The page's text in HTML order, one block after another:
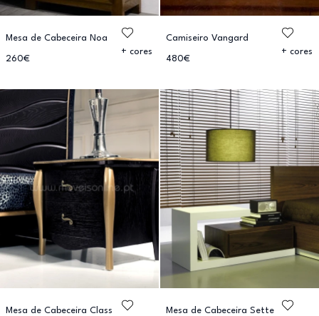
Mesa de Cabeceira Noa
260€
+ cores
Camiseiro Vangard
480€
+ cores
Mesa de Cabeceira Class Mesa de Cabeceira Sette